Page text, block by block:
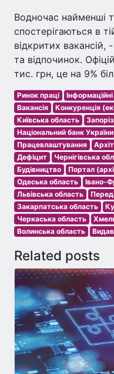
Водночас найменші
спостерігаються в
відкритих
та відпочинок.
тис. грн, це на 9%
Ринок праці Інформаційні
Вакансія
Конкуренція
Київська область
Національний банк України
Працевлаштування
Дефіцит
Чернігівська
Будівництво
Портал
Одеська область
Івано-
Львівська область
Закарпатська область
Черкаська область
Волинська область
Related posts